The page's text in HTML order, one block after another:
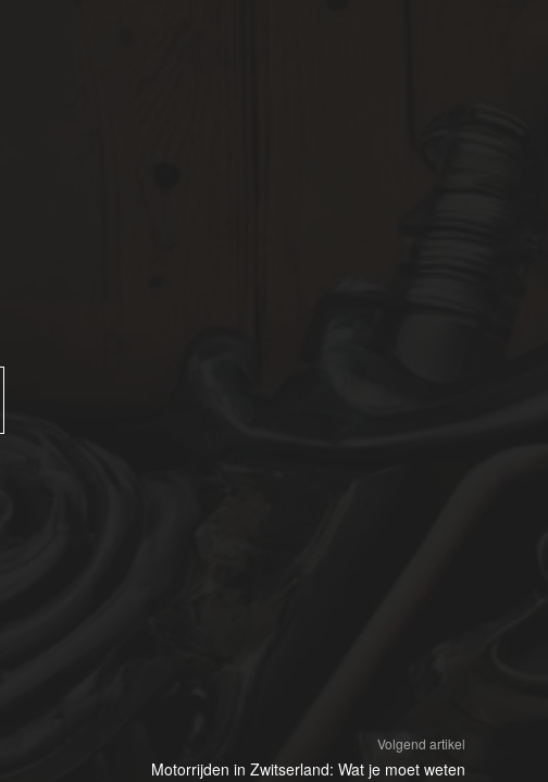
Volgend artikel
Motorrijden in Zwitserland: Wat je moet weten